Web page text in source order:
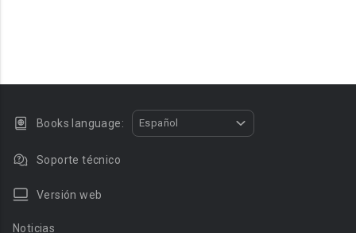
Books language: Español
Soporte técnico
Versión web
Noticias